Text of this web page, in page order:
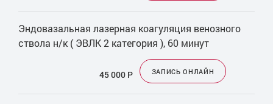
Эндовазальная лазерная коагуляция венозного
ствола н/к ( ЭВЛК 2 категория ), 60 минут
45 000 Р ЗАПИСЬ ОНЛАЙН